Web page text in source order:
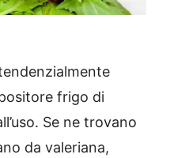
frigo di
Se ne trovano
da valeriana,